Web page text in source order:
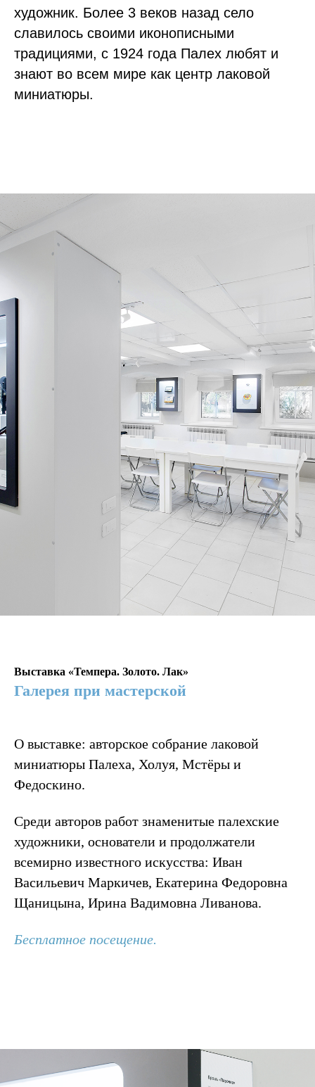
художник. Более 3 веков назад село
славилось своими иконописными
традициями, с 1924 года Палех любят и
знают во всем мире как центр лаковой
миниатюры.
Выставка «Темпера. Золото. Лак»
Галерея при мастерской
О выставке: авторское собрание лаковой
миниатюры Палеха, Холуя, Мстёры и
Федоскино.
Среди авторов работ знаменитые палехские
художники, основатели и продолжатели
всемирно известного искусства: Иван
Васильевич Маркичев, Екатерина Федоровна
Щаницына, Ирина Вадимовна Ливанова.
Бесплатное посещение.